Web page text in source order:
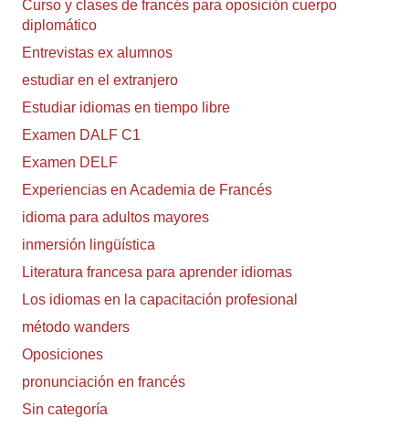
Curso y clases de francés para oposición cuerpo
diplomático
Entrevistas ex alumnos
estudiar en el extranjero
Estudiar idiomas en tiempo libre
Examen DALF C1
Examen DELF
Experiencias en Academia de Francés
idioma para adultos mayores
inmersión lingüística
Literatura francesa para aprender idiomas
Los idiomas en la capacitación profesional
método wanders
Oposiciones
pronunciación en francés
Sin categoría